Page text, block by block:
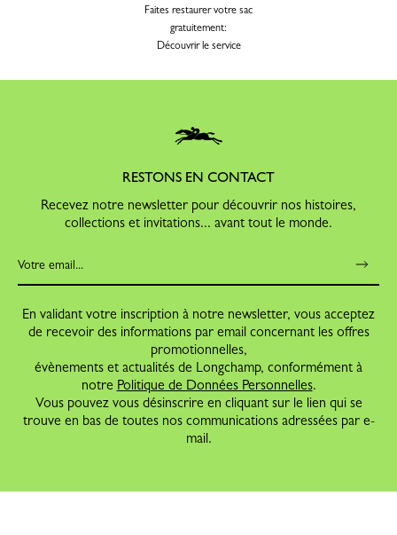
Faites restaurer votre sac
gratuitement:
Découvrir le service
RESTONS EN CONTACT
Recevez notre newsletter pour découvrir nos histoires,
collections et invitations... avant tout le monde.
En validant votre inscription à notre newsletter, vous acceptez
de recevoir des informations par email concernant les offres
promotionnelles,
évènements et actualités de Longchamp, conformément à
notre Politique de Données Personnelles.
Vous pouvez vous désinscrire en cliquant sur le lien qui se
trouve en bas de toutes nos communications adressées par e-
mail.